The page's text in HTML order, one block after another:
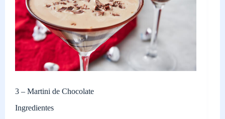
3 – Martini de Chocolate
Ingredientes